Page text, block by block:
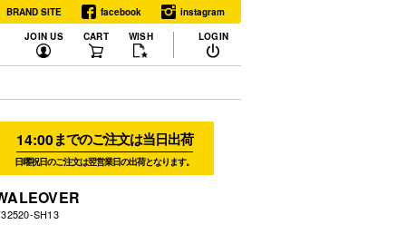
JOIN US CART WISH LOGIN
BRAND SITE facebook instagram
14:00までのご注文は当日出荷
日曜祝日のご注文は翌営業日の出荷となります。
SH13